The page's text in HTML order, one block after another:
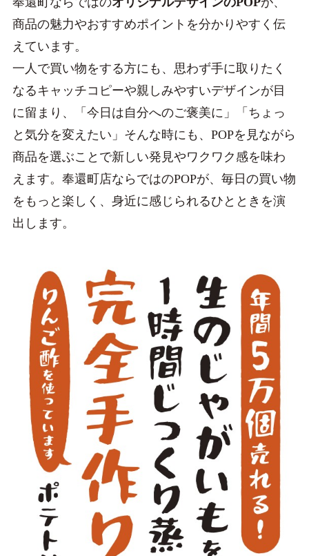
商品の魅力やおすすめポイントを分かりやすく伝
えています。
一人で買い物をする方にも、思わず手に取りたく
なるキャッチコピーや親しみやすいデザインが目
に留まり、「今日は自分へのご褒美に」「ちょっ
と気分を変えたい」そんな時にも、POPを見ながら
商品を選ぶことで新しい発見やワクワク感を味わ
えます。奉還町店ならではのPOPが、毎日の買い物
をもっと楽しく、身近に感じられるひとときを演
出します。